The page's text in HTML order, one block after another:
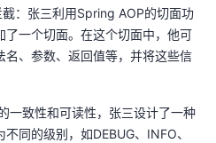
：张三利用Spring AOP的切面功
了一个切面。在这个切面中，他可
名、参数、返回值等，并将这些信
一致性和可读性，张三设计了一种
同的级别，如DEBUG、INFO、